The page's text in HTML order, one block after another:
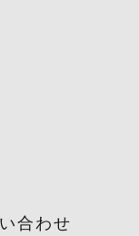
合わせ